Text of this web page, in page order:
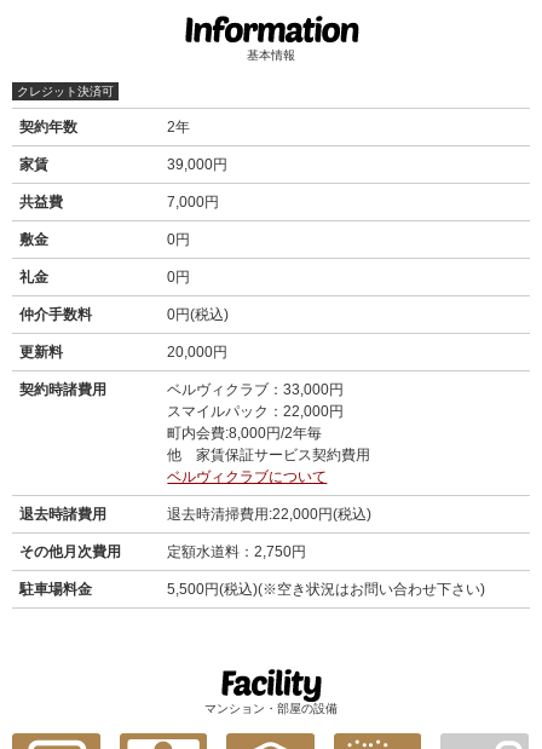
基本情報
クレジット決済可
契約年数 2年
家賃 39,000円
共益費 7,000円
敷金 0円
礼金 0円
仲介手数料 0円(税込)
更新料 20,000円
契約時諸費用
ベルヴィクラブ：33,000円
スマイルパック：22,000円
町内会費:8,000円/2年毎
他 家賃保証サービス契約費用
ベルヴィクラブについて
退去時諸費用 退去時清掃費用:22,000円(税込)
その他月次費用 定額水道料：2,750円
駐車場料金 5,500円(税込)(※空き状況はお問い合わせ下さい)
マンション・部屋の設備